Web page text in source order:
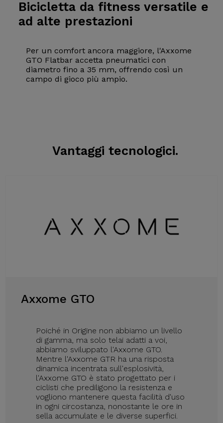
Bicicletta dafitness versatile e
ad alte prestazioni
Per un comfort ancora maggiore, l'Axxome
GTO Flatbar accetta pneumatici con
diametro fino a 35 mm, offrendo così un
campo di gioco più ampio.
Vantaggi tecnologici.
Axxome GTO
Poiché in Origine non abbiamo un livello
di gamma, ma solo telai adatti a voi,
abbiamo sviluppato l'Axxome GTO.
Mentre l'Axxome GTR ha una risposta
dinamica incentrata sull'esplosività,
l'Axxome GTO è stato progettato per i
ciclisti che prediligono la resistenza e
vogliono mantenere questa facilità d'uso
in ogni circostanza, nonostante le ore in
sella accumulate e le diverse superfici.